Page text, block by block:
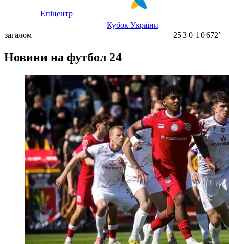
Епіцентр
Кубок України
загалом 253 0 1 0672ʼ
Новини на футбол 24